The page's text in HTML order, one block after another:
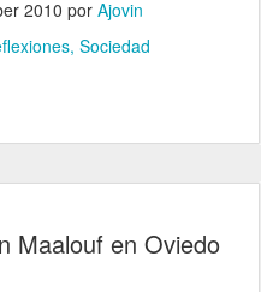
2010 por Ajovin
Sociedad
Maalouf en Oviedo